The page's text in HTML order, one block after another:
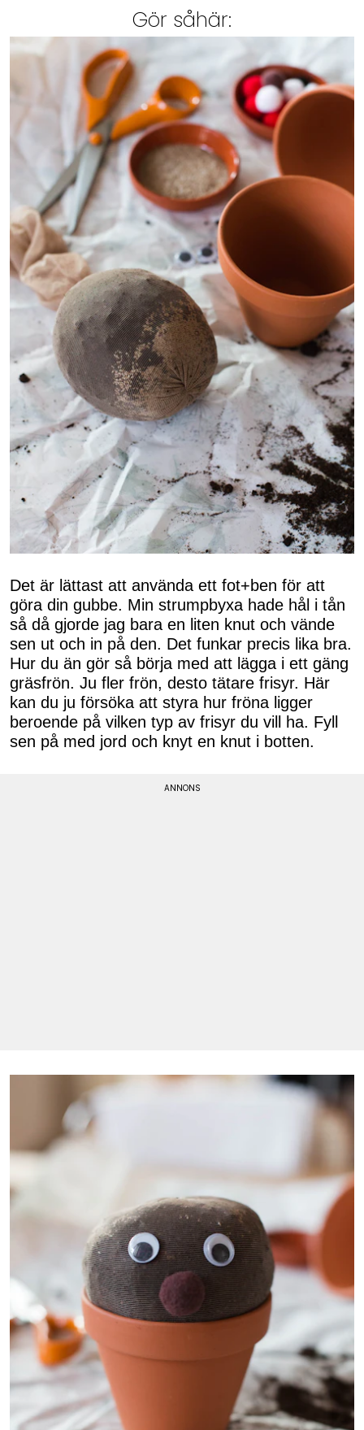
Gör såhär:
Det är lättast att använda ett fot+ben för att
göra din gubbe. Min strumpbyxa hade hål i tån
så då gjorde jag bara en liten knut och vände
sen ut och in på den. Det funkar precis lika bra.
Hur du än gör så börja med att lägga i ett gäng
gräsfrön. Ju fler frön, desto tätare frisyr. Här
kan du ju försöka att styra hur fröna ligger
beroende på vilken typ av frisyr du vill ha. Fyll
sen på med jord och knyt en knut i botten.